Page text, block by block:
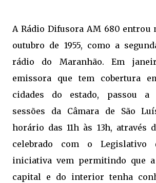
A Rádio Difusora AM 680 entrou
outubro de 1955, como a
rádio do Maranhão. Em
emissora que tem cobertura
cidades do estado, passou
sessões da Câmara de São
horário das 11h às 13h, através
celebrado com o Legislativo
iniciativa vem permitindo que
capital e do interior tenha